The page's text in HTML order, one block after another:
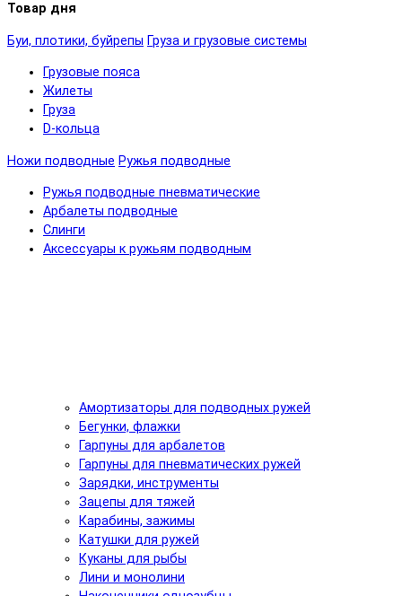
Товар дня
Буи, плотики, буйрепы Груза и грузовые системы
Грузовые пояса
Жилеты
Груза
D-кольца
Ножи подводные Ружья подводные
Ружья подводные пневматические
Арбалеты подводные
Слинги
Аксессуары к ружьям подводным
Амортизаторы для подводных ружей
Бегунки, флажки
Гарпуны для арбалетов
Гарпуны для пневматических ружей
Зарядки, инструменты
Зацепы для тяжей
Карабины, зажимы
Катушки для ружей
Куканы для рыбы
Лини и монолини